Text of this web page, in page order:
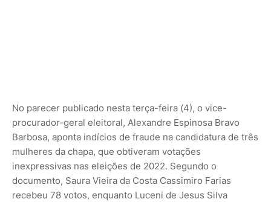
No parecer publicado nesta terça-feira (4), o vice-
procurador-geral eleitoral, Alexandre Espinosa Bravo
Barbosa, aponta indícios de fraude na candidatura de três
mulheres da chapa, que obtiveram votações
inexpressivas nas eleições de 2022. Segundo o
documento, Saura Vieira da Costa Cassimiro Farias
recebeu 78 votos, enquanto Luceni de Jesus Silva